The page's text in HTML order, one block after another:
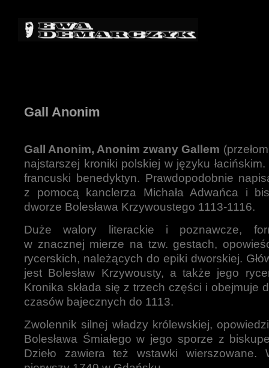
Gall Anonim
Gall Anonim, Anonim zwany Gallem
najstarszej kroniki polskiej w języku
francuski benedyktyn. Prawdopodobnie
z pomocą kanclerza Michała Adwańca i
dworze Bolesława Krzywoustego 1113-1116.
Duże walory literackie i poznawcze,
w znacznej mierze na tzw. gestach,
rycerskich, należących do epiki dworskiej.
jest Bolesław Krzywousty, a także jego
Kronika składa się z trzech części i obejmuje
czasów bajecznych do 1113.
Zwolennik silnej władzy królewskiej,
Bolesława Śmiałego w jego sporze z
Dzieło zawiera też wstawki wierszowane.